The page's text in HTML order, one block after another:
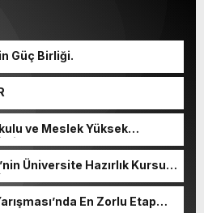
Güç Birliği.
ve Meslek Yüksek
Üniversite Hazırlık Kursu
7 Ağustos.
En Zorlu Etap